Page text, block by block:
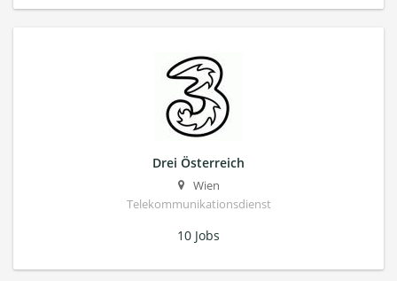
Drei Österreich
Wien
Telekommunikationsdienst
10 Jobs